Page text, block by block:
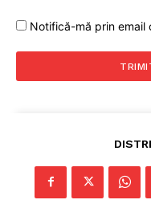
Notifică-mă prin email